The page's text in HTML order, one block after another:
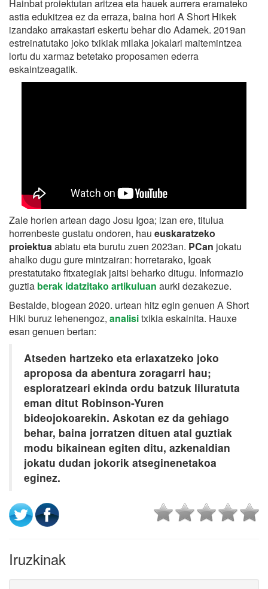
Hainbat proiektutan aritzea eta hauek aurrera eramateko
astia edukitzea ez da erraza, baina hori A Short Hikek
izandako arrakastari eskertu behar dio Adamek. 2019an
estreinatutako joko txikiak milaka jokalari maitemintzea
lortu du xarmaz betetako proposamen ederra
eskaintzeagatik.
Zale horien artean dago Josu Igoa; izan ere, titulua
horrenbeste gustatu ondoren, hau euskaratzeko
proiektuaabiatu eta burutu zuen 2023an. PCan jokatu
ahalko dugu gure mintzairan: horretarako, Igoak
prestatutako fitxategiak jaitsi beharko ditugu. Informazio
guztia berak idatzitako artikuluan aurki dezakezue.
Bestalde, blogean 2020. urtean hitz egin genuen A Short
Hiki buruz lehenengoz, analisitxikia eskainita. Hauxe
esan genuen bertan:
Atseden hartzeko eta erlaxatzeko joko
aproposa da abentura zoragarri hau;
esploratzeari ekinda ordu batzuk liluratuta
eman ditut Robinson-Yuren
bideojokoarekin. Askotan ez da gehiago
behar, baina jorratzen dituen atal guztiak
modu bikainean egiten ditu, azkenaldian
jokatu dudan jokorik atseginenetakoa
eginez.
Iruzkinak